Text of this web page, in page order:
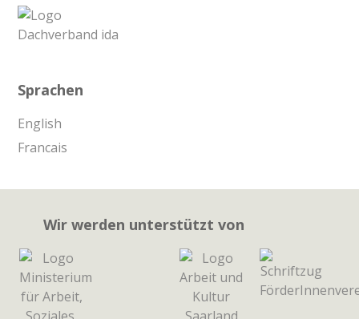
Sprachen
English
Francais
Wir werden unterstützt von